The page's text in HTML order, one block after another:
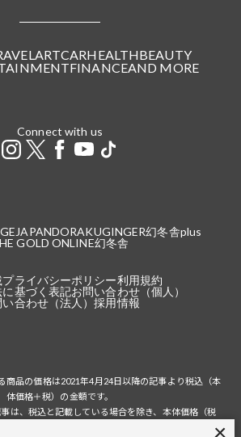
ARTCARHEALTHBEAUTY
FINANCEAND MORE
Connect with us
JAPANDORAKUGINGER幻冬舎plus
GOLD ONLINE幻冬舎
プライバシーポリシー利用規約
基づく表記お問い合わせ（個人）
い合わせ（法人）採用情報
商品の価格は2021年4月24日以降の記事より税込（本
体価格＋税）の金額です。
は、税込と記載している場合を除き、本体価格（税